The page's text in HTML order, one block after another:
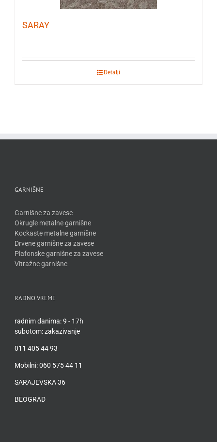
SARAY
Detalji
GARNIŠNE
Garnišne za zavese
Okrugle metalne garnišne
Kockaste metalne garnišne
Drvene garnišne za zavese
Plafonske garnišne za zavese
Vitražne garnišne
RADNO VREME
radnim danima: 9 - 17h
subotom: zakazivanje
011 405 44 93
Mobilni: 060 575 44 11
SARAJEVSKA 36
BEOGRAD